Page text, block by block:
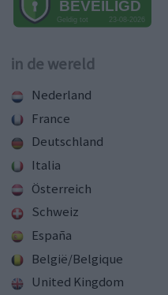
in de wereld
Nederland
France
Deutschland
Italia
Österreich
Schweiz
España
België/Belgique
United Kingdom